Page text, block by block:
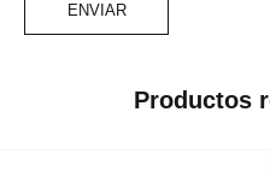
Productos